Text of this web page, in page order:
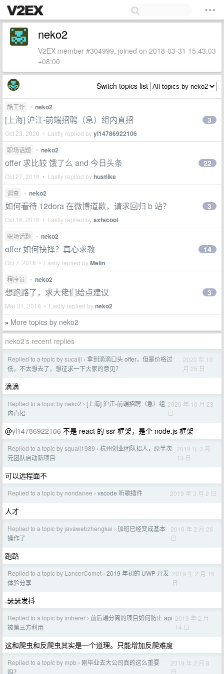
neko2
V2EX member #304999, joined on 2018-03-31 15:43:03
+08:00
Switch topics list
酷工作 • neko2
[上海] 沪江-前端招聘（急）组内直招
Oct 23, 2020 • Lastly replied byyl14786922106
3
职场话题 • neko2
offer 求比较 饿了么 and 今日头条
Oct 27, 2018 • Lastly replied byhustlike
22
调查 • neko2
如何看待 12dora 在微博道歉，请求回归 b 站？
Oct 16, 2018 • Lastly replied bysxfscool
3
职场话题 • neko2
offer 如何抉择？真心求教
Oct 7, 2018 • Lastly replied byMelin
14
程序员 • neko2
想跑路了，求大佬们给点建议
Mar 31, 2018 • Lastly replied byneko2
3
» More topics by neko2
neko2's recent replies
Replied to a topic by sucaiji › 拿到滴滴口头 offer，但是价格过
低，不太想去了，想征求一下大家的意见？
2020 年 10
月 25 日
滴滴
Replied to a topic by neko2 › [上海] 沪江-前端招聘（急）组
内直招
2020 年 10 月 23
日
@yl14786922106 不是 react 的 ssr 框架，是个 node.js 框架
Replied to a topic by squall1989 › 杭州创业团队招人，原半次
元团队启动新项目
2019 年 3 月
13 日
可以远程面不
Replied to a topic by nondanee › vscode 听歌插件 2019 年 3 月 2 日
人才
Replied to a topic by javawebzhangkai › 加班已经变成基本
操作了
2019 年 2 月 26
日
跑路
Replied to a topic by LancerComet › 2019 年初的 UWP 开发
体验分享
2019 年 2 月 16
日
.瑟瑟发抖
Replied to a topic by imherer › 前后端分离的项目如何防止 api
被第三方利用
2019 年 2 月
14 日
这和爬虫和反爬虫其实是一个道理。只能增加反爬难度
Replied to a topic by mpb › 刚毕业去大公司真的这么重要
吗？
2019 年 2 月 8
日